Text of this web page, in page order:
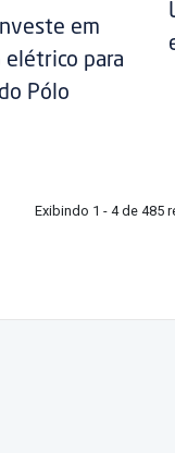
em
para
Pólo
Exibindo 1 - 4 de 485